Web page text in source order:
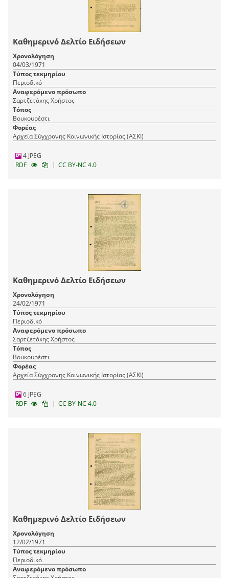
Καθημερινό Δελτίο Ειδήσεων
Χρονολόγηση
04/03/1971
Τύπος τεκμηρίου
Περιοδικό
Αναφερόμενο πρόσωπο
Σαρτζετάκης Χρήστος
Τόπος
Βουκουρέστι
Φορέας
Αρχεία Σύγχρονης Κοινωνικής Ιστορίας (ΑΣΚΙ)
4 JPEG
RDF
| CC BY-NC 4.0
Καθημερινό Δελτίο Ειδήσεων
Χρονολόγηση
24/02/1971
Τύπος τεκμηρίου
Περιοδικό
Αναφερόμενο πρόσωπο
Σαρτζετάκης Χρήστος
Τόπος
Βουκουρέστι
Φορέας
Αρχεία Σύγχρονης Κοινωνικής Ιστορίας (ΑΣΚΙ)
6 JPEG
RDF
| CC BY-NC 4.0
Καθημερινό Δελτίο Ειδήσεων
Χρονολόγηση
12/02/1971
Τύπος τεκμηρίου
Περιοδικό
Αναφερόμενο πρόσωπο